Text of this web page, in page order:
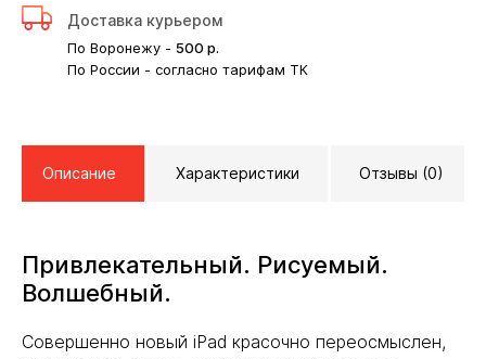
Доставка курьером
По Воронежу - 500 р.
По России - согласно тарифам ТК
Описание Характеристики Отзывы (0)
Привлекательный. Рисуемый.
Волшебный.
Совершенно новый iPad красочно переосмыслен,